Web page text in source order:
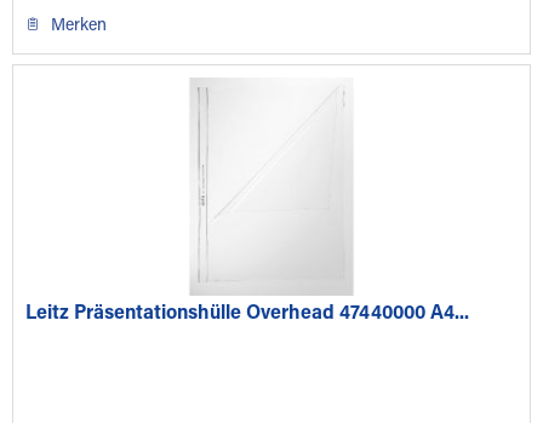
Merken
Leitz Präsentationshülle Overhead 47440000 A4...